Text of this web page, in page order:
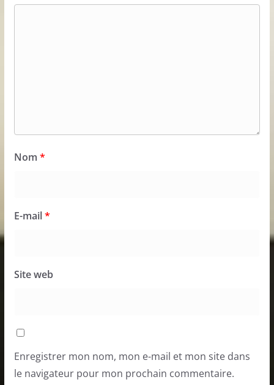
Nom *
E-mail*
Site web
Enregistrer mon nom, mon e-mail et mon site dans
le navigateur pour mon prochain commentaire.